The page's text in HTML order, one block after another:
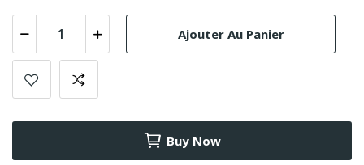
Ajouter Au Panier
Buy Now